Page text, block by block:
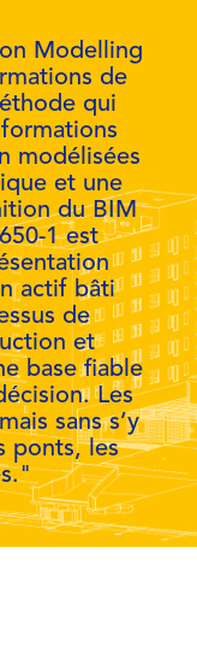
Modelling
de
qui
modélisées
et une
du BIM
1 est
actif bâti
de
et
base fiable
Les
sans s’y
ponts, les